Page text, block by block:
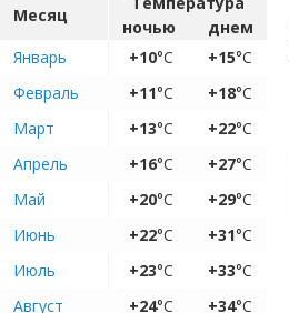
Месяц
ночью
днем
Январь
+10°C +15°C
Февраль
+11°C +18°C
Март
+13°C +22°C
Апрель
+16°C +27°C
Май
+20°C +29°C
Июнь
+22°C +31°C
Июль
+23°C +33°C
Август
+24°C +34°C